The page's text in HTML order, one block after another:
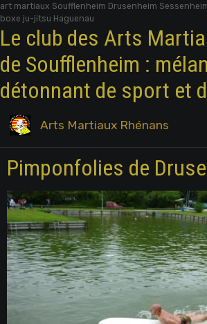
art martiaux Soufflenheim Drusenheim
boxe ju-jitsu Haguenau
Le club des Arts
de Soufflenheim :
détonnant de sport et
Arts Martiaux Rhénans
Pimponfolies de